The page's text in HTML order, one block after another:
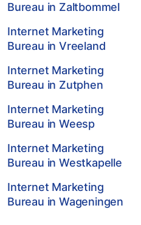
Bureau in Zaltbommel
Internet Marketing
Bureau in Vreeland
Internet Marketing
Bureau in Zutphen
Internet Marketing
Bureau in Weesp
Internet Marketing
Bureau in Westkapelle
Internet Marketing
Bureau in Wageningen